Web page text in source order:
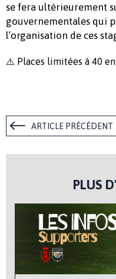
se fera ultérieurement
gouvernementales qui
l’organisation de ces
⚠️ Places limitées à 40
ARTICLE PRÉCÉDENT
PLUS